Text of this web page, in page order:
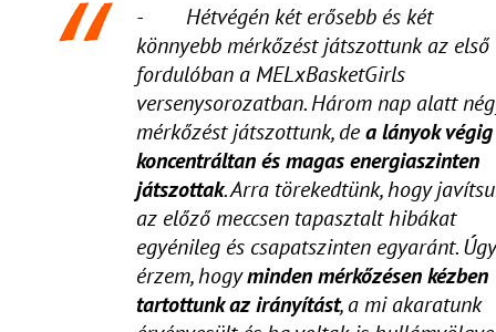
- Hétvégén két erősebb és két
könnyebb mérkőzést játszottunk az első
fordulóban a MELxBasketGirls
versenysorozatban. Három nap alatt
mérkőzést játszottunk, dea lányok végig
koncentráltan és magas energiaszinten
játszottak. Arra törekedtünk, hogy
az előző meccsen tapasztalt hibákat
egyénileg és csapatszinten egyaránt. Úgy
érzem, hogyminden mérkőzésen kézben
tartottunk az irányítást, a mi akaratunk